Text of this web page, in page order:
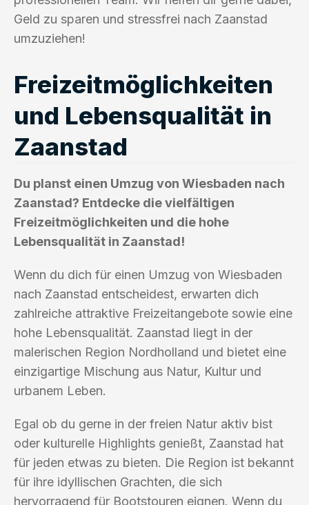
Geld zu sparen und stressfrei nach Zaanstad
umzuziehen!
Freizeitmöglichkeiten
und Lebensqualität in
Zaanstad
Du planst einen Umzug von Wiesbaden nach
Zaanstad? Entdecke die vielfältigen
Freizeitmöglichkeiten und die hohe
Lebensqualität in Zaanstad!
Wenn du dich für einen Umzug von Wiesbaden
nach Zaanstad entscheidest, erwarten dich
zahlreiche attraktive Freizeitangebote sowie eine
hohe Lebensqualität. Zaanstad liegt in der
malerischen Region Nordholland und bietet eine
einzigartige Mischung aus Natur, Kultur und
urbanem Leben.
Egal ob du gerne in der freien Natur aktiv bist
oder kulturelle Highlights genießt, Zaanstad hat
für jeden etwas zu bieten. Die Region ist bekannt
für ihre idyllischen Grachten, die sich
hervorragend für Bootstouren eignen. Wenn du